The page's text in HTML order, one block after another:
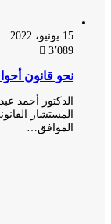
3٬089
نحو قانون أحوال
الدكتور أحمد عبد
المستشار القانوني
الموافق…